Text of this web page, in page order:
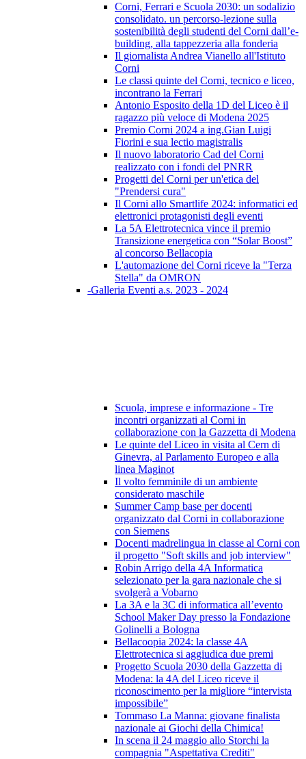
Corni, Ferrari e Scuola 2030: un sodalizio
consolidato. un percorso-lezione sulla
sostenibilità degli studenti del Corni dall’e-
building, alla tappezzeria alla fonderia
Il giornalista Andrea Vianello all'Istituto
Corni
Le classi quinte del Corni, tecnico e liceo,
incontrano la Ferrari
Antonio Esposito della 1D del Liceo è il
ragazzo più veloce di Modena 2025
Premio Corni 2024 a ing.Gian Luigi
Fiorini e sua lectio magistralis
Il nuovo laboratorio Cad del Corni
realizzato con i fondi del PNRR
Progetti del Corni per un'etica del
"Prendersi cura"
Il Corni allo Smartlife 2024: informatici ed
elettronici protagonisti degli eventi
La 5A Elettrotecnica vince il premio
Transizione energetica con “Solar Boost”
al concorso Bellacopia
L'automazione del Corni riceve la "Terza
Stella" da OMRON
-Galleria Eventi a.s. 2023 - 2024
Scuola, imprese e informazione - Tre
incontri organizzati al Corni in
collaborazione con la Gazzetta di Modena
Le quinte del Liceo in visita al Cern di
Ginevra, al Parlamento Europeo e alla
linea Maginot
Il volto femminile di un ambiente
considerato maschile
Summer Camp base per docenti
organizzato dal Corni in collaborazione
con Siemens
Docenti madrelingua in classe al Corni con
il progetto "Soft skills and job interview"
Robin Arrigo della 4A Informatica
selezionato per la gara nazionale che si
svolgerà a Vobarno
La 3A e la 3C di informatica all’evento
School Maker Day presso la Fondazione
Golinelli a Bologna
Bellacoopia 2024: la classe 4A
Elettrotecnica si aggiudica due premi
Progetto Scuola 2030 della Gazzetta di
Modena: la 4A del Liceo riceve il
riconoscimento per la migliore “intervista
impossibile”
Tommaso La Manna: giovane finalista
nazionale ai Giochi della Chimica!
In scena il 24 maggio allo Storchi la
compagnia "Aspettativa Crediti"